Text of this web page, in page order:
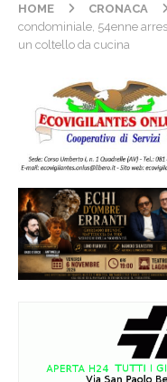
HOME CRONACA
condominiale, 54enne
un coltello da cucina